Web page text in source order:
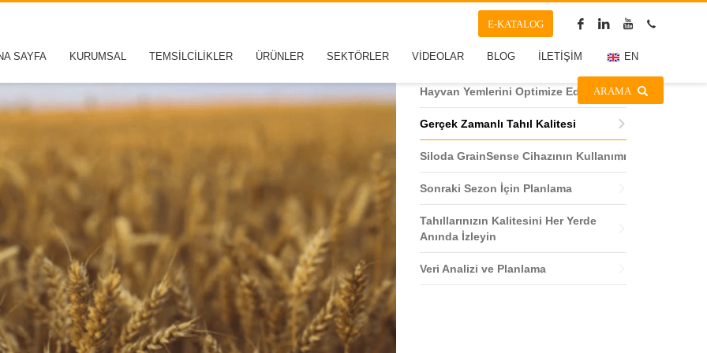
E-KATALOG
SAYFA KURUMSAL TEMSİLCİLİKLER ÜRÜNLER SEKTÖRLER VİDEOLAR BLOG İLETİŞİM EN
ARAMA
Gerçek ve Tarafsız Bir Ölçümü
Hayvan Yemlerini Optimize Edin
Gerçek Zamanlı Tahıl Kalitesi
Siloda GrainSense Cihazının Kullanımı
Sonraki Sezon İçin Planlama
Tahıllarınızın Kalitesini Her Yerde
Anında İzleyin
Veri Analizi ve Planlama